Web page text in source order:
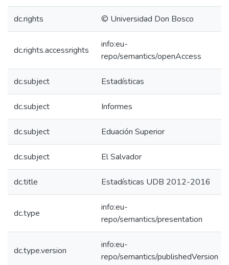
dc.rights © Universidad Don Bosco
dc.rights.accessrights
info:eu-
repo/semantics/openAccess
dc.subject Estadísticas
dc.subject Informes
dc.subject Eduación Superior
dc.subject El Salvador
dc.title Estadísticas UDB 2012-2016
dc.type
info:eu-
repo/semantics/presentation
dc.type.version
info:eu-
repo/semantics/publishedVersion